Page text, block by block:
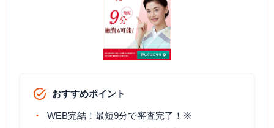
三重県津市高茶屋小森町字丸田３９３－
４
みずほ銀行 津支店
営業時間
土曜 ：
日祝 ：
平日： 8：00～21：00
おすすめポイント
WEB完結！最短9分で審査完了！※